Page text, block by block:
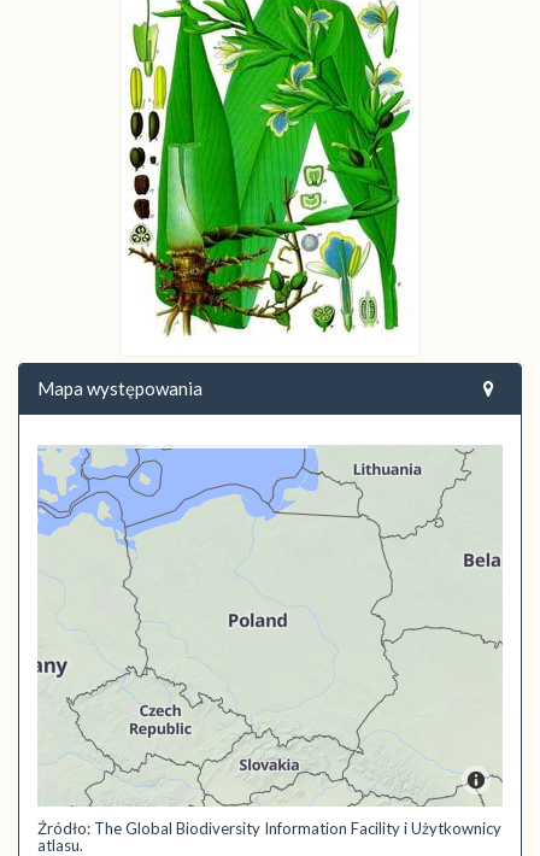
Mapa występowania
Źródło: The Global Biodiversity Information Facility i Użytkownicy
atlasu.